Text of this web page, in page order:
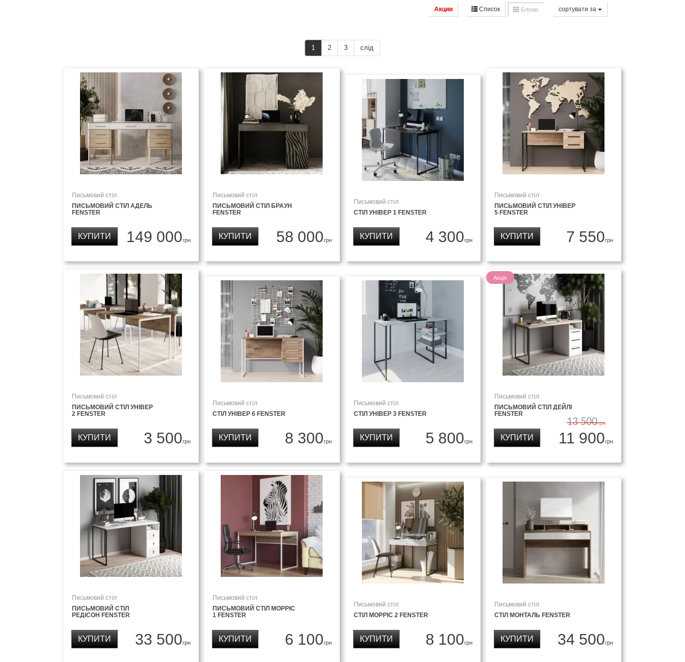
сортувати за
Акции Список Блоки
1 2 3 слід
Письмовий стіл
ПИСЬМОВИЙ СТІЛ АДЕЛЬ
FENSTER
149 000грн
КУПИТИ
Письмовий стіл
ПИСЬМОВИЙ СТІЛ БРАУН
FENSTER
58 000грн
КУПИТИ
Письмовий стіл
СТІЛ УНІВЕР 1 FENSTER
4 300грн
КУПИТИ
Письмовий стіл
ПИСЬМОВИЙ СТІЛ УНІВЕР
5 FENSTER
7 550грн
КУПИТИ
Письмовий стіл
ПИСЬМОВИЙ СТІЛ УНІВЕР
2 FENSTER
3 500грн
КУПИТИ
Письмовий стіл
СТІЛ УНІВЕР 6 FENSTER
8 300грн
КУПИТИ
Письмовий стіл
СТІЛ УНІВЕР 3 FENSTER
5 800грн
КУПИТИ
Акція
Письмовий стіл
ПИСЬМОВИЙ СТІЛ ДЕЙЛІ
FENSTER
13 500грн
11 900грн
КУПИТИ
Письмовий стіл
ПИСЬМОВИЙ СТІЛ
РЕДІСОН FENSTER
33 500грн
КУПИТИ
Письмовий стіл
ПИСЬМОВИЙ СТІЛ МОРРІС
1 FENSTER
6 100грн
КУПИТИ
Письмовий стіл
СТІЛ МОРРІС 2 FENSTER
8 100грн
КУПИТИ
Письмовий стіл
СТІЛ МОНТАЛЬ FENSTER
34 500грн
КУПИТИ